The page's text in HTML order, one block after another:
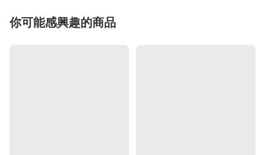
你可能感興趣的商品